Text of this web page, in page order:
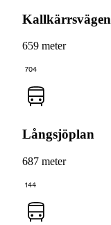
Kallkärrsvägen
659 meter
704
Långsjöplan
687 meter
144